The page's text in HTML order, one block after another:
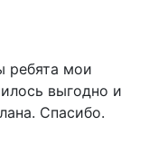
ребята мои
выгодно и
Спасибо.